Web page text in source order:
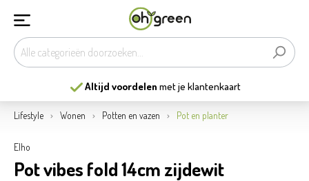
Altijd voordelen met je klantenkaart
Lifestyle Wonen Potten en vazen Pot en planter
Elho
Pot vibes fold 14cm zijdewit